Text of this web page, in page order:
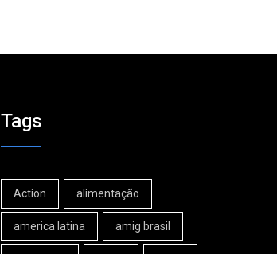
Tags
Action alimentação
america latina amig brasil